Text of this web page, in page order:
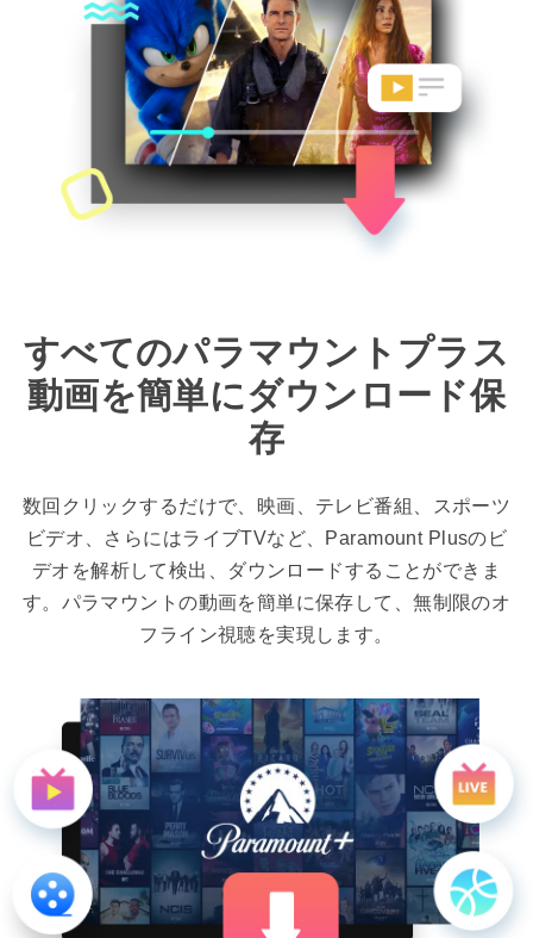
すべてのパラマウントプラス
動画を簡単にダウンロード保
存
数回クリックするだけで、映画、テレビ番組、スポーツ
ビデオ、さらにはライブTVなど、Paramount Plusのビ
デオを解析して検出、ダウンロードすることができま
す。パラマウントの動画を簡単に保存して、無制限のオ
フライン視聴を実現します。